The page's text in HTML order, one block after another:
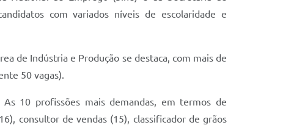
com variados níveis de escolaridade e
de Indústria e Produção se destaca, com mais de
50 vagas).
10 profissões mais demandas, em termos de
consultor de vendas (15), classificador de grãos